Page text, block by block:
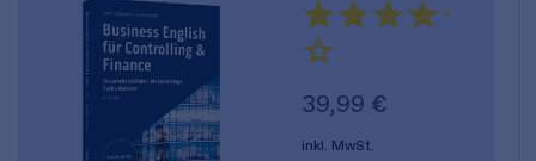
39,99 €
inkl. MwSt.